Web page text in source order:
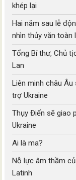
khép lại
Hai năm sau lễ
nhìn thủy văn toàn
Tổng Bí thư, Chủ
Lan
Liên minh châu
trợ Ukraine
Thụy Điển sẽ giao
Ukraine
Ai là ma?
Nỗ lực âm thầm
Latinh